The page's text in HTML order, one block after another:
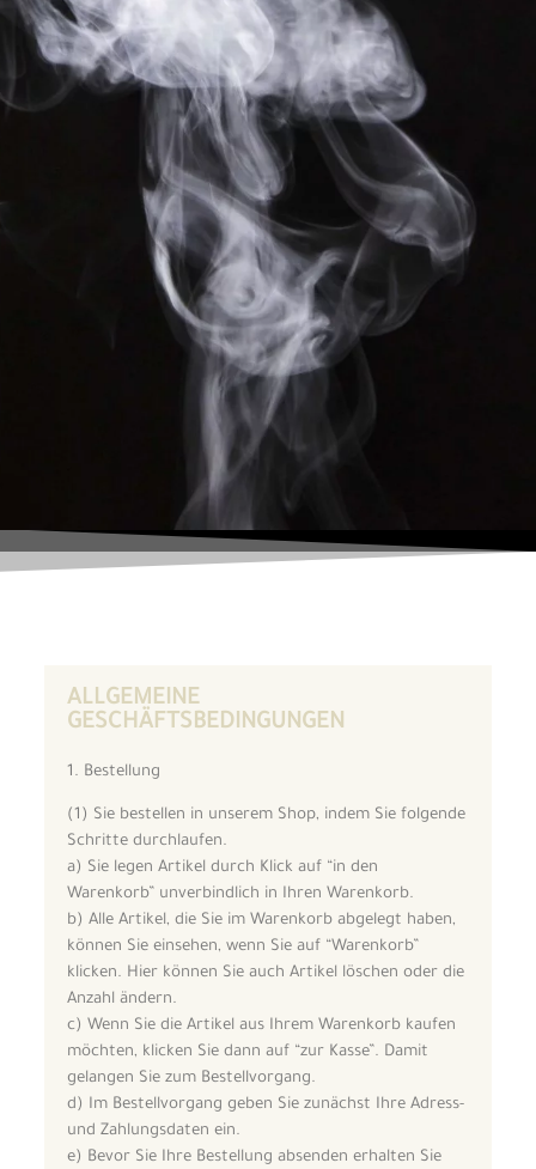
ALLGEMEINE
GESCHÄFTSBEDINGUNGEN
1. Bestellung
(1) Sie bestellen in unserem Shop, indem Sie folgende
Schritte durchlaufen.
a) Sie legen Artikel durch Klick auf “in den
Warenkorb” unverbindlich in Ihren Warenkorb.
b) Alle Artikel, die Sie im Warenkorb abgelegt haben,
können Sie einsehen, wenn Sie auf “Warenkorb”
klicken. Hier können Sie auch Artikel löschen oder die
Anzahl ändern.
c) Wenn Sie die Artikel aus Ihrem Warenkorb kaufen
möchten, klicken Sie dann auf “zur Kasse”. Damit
gelangen Sie zum Bestellvorgang.
d) Im Bestellvorgang geben Sie zunächst Ihre Adress-
und Zahlungsdaten ein.
e) Bevor Sie Ihre Bestellung absenden erhalten Sie